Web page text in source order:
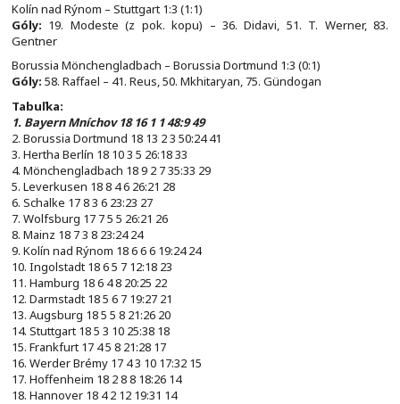
Kolín nad Rýnom – Stuttgart 1:3 (1:1)
Góly: 19. Modeste (z pok. kopu) – 36. Didavi, 51. T. Werner, 83.
Gentner
Borussia Mönchengladbach – Borussia Dortmund 1:3 (0:1)
Góly: 58. Raffael – 41. Reus, 50. Mkhitaryan, 75. Gündogan
Tabuľka:
1. Bayern Mníchov 18 16 1 1 48:9 49
2. Borussia Dortmund 18 13 2 3 50:24 41
3. Hertha Berlín 18 10 3 5 26:18 33
4. Mönchengladbach 18 9 2 7 35:33 29
5. Leverkusen 18 8 4 6 26:21 28
6. Schalke 17 8 3 6 23:23 27
7. Wolfsburg 17 7 5 5 26:21 26
8. Mainz 18 7 3 8 23:24 24
9. Kolín nad Rýnom 18 6 6 6 19:24 24
10. Ingolstadt 18 6 5 7 12:18 23
11. Hamburg 18 6 4 8 20:25 22
12. Darmstadt 18 5 6 7 19:27 21
13. Augsburg 18 5 5 8 21:26 20
14. Stuttgart 18 5 3 10 25:38 18
15. Frankfurt 17 4 5 8 21:28 17
16. Werder Brémy 17 4 3 10 17:32 15
17. Hoffenheim 18 2 8 8 18:26 14
18. Hannover 18 4 2 12 19:31 14